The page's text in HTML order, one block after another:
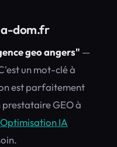
dom.fr
geo angers" —
un mot-clé à
est parfaitement
prestataire GEO à
IA